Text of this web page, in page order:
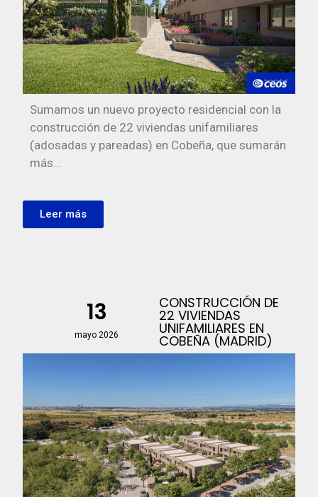
Sumamos un nuevo proyecto residencial con la
construcción de 22 viviendas unifamiliares
(adosadas y pareadas) en Cobeña, que sumarán
más...
Leer más
13
mayo 2026
CONSTRUCCIÓN DE
22 VIVIENDAS
UNIFAMILIARES EN
COBEÑA (MADRID)